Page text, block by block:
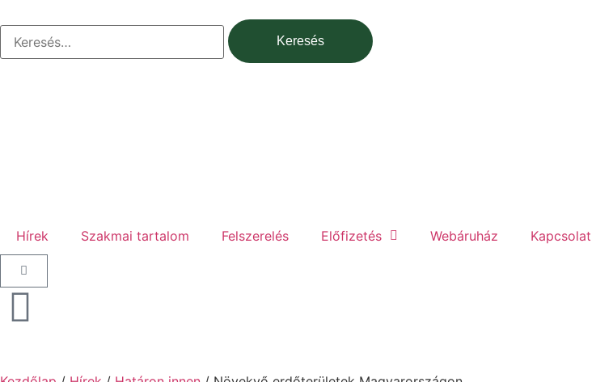
Hírek Szakmai tartalom Felszerelés Előfizetés Webáruház Kapcsolat